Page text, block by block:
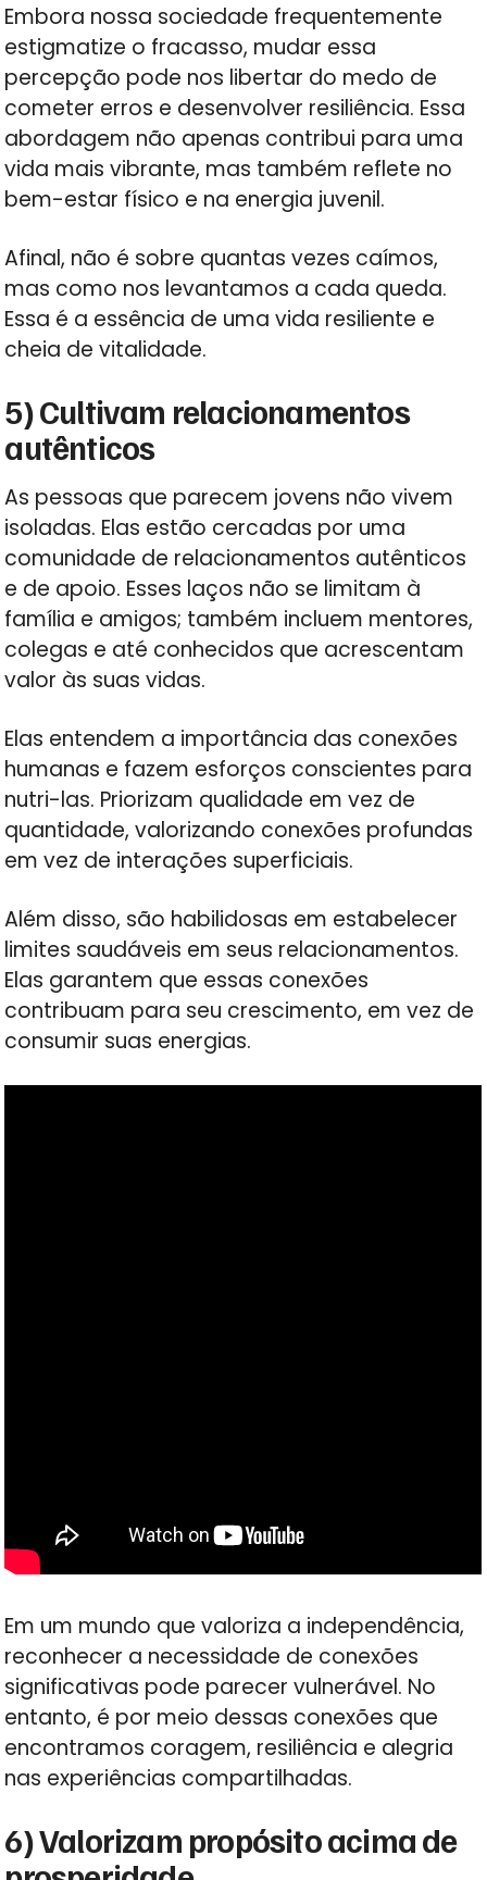
Embora nossa sociedade frequentemente
estigmatize o fracasso, mudar essa
percepção pode nos libertar do medo de
cometer erros e desenvolver resiliência. Essa
abordagem não apenas contribui para uma
vida mais vibrante, mas também reflete no
bem-estar físico e na energia juvenil.
Afinal, não é sobre quantas vezes caímos,
mas como nos levantamos a cada queda.
Essa é a essência de uma vida resiliente e
cheia de vitalidade.
5) Cultivam relacionamentos
autênticos
As pessoas que parecem jovens não vivem
isoladas. Elas estão cercadas por uma
comunidade de relacionamentos autênticos
e de apoio. Esses laços não se limitam à
família e amigos; também incluem mentores,
colegas e até conhecidos que acrescentam
valor às suas vidas.
Elas entendem a importância das conexões
humanas e fazem esforços conscientes para
nutri-las. Priorizam qualidade em vez de
quantidade, valorizando conexões profundas
em vez de interações superficiais.
Além disso, são habilidosas em estabelecer
limites saudáveis em seus relacionamentos.
Elas garantem que essas conexões
contribuam para seu crescimento, em vez de
consumir suas energias.
Em um mundo que valoriza a independência,
reconhecer a necessidade de conexões
significativas pode parecer vulnerável. No
entanto, é por meio dessas conexões que
encontramos coragem, resiliência e alegria
nas experiências compartilhadas.
6) Valorizam propósito acima de